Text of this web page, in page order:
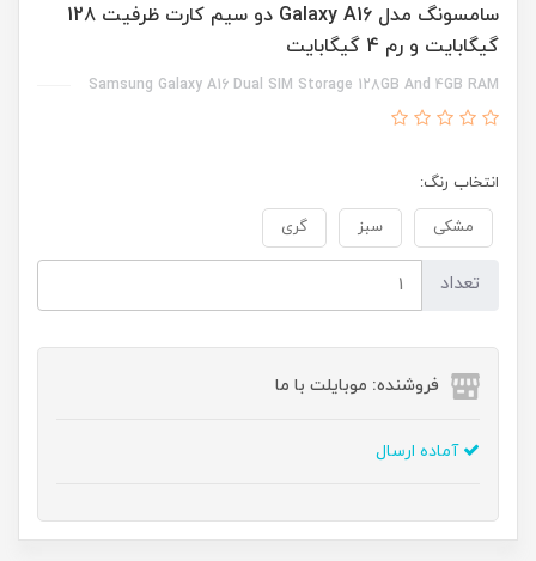
سامسونگ مدل Galaxy A16 دو سیم کارت ظرفیت 128
گیگابایت و رم 4 گیگابایت
Samsung Galaxy A16 Dual SIM Storage 128GB And 4GB RAM
انتخاب رنگ:
مشکی سبز گری
تعداد
فروشنده: موبایلت با ما
آماده ارسال